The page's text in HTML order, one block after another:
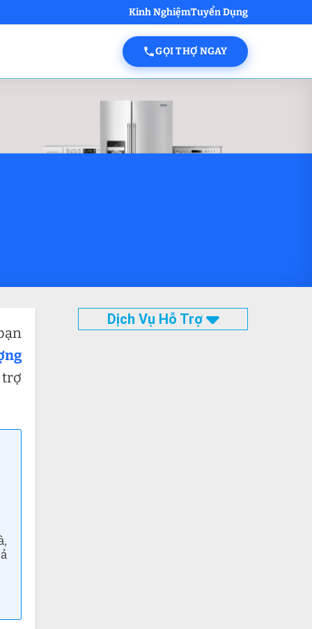
Kinh NghiệmTuyển Dụng
GỌI THỢ NGAY
Dịch Vụ Hỗ Trợ